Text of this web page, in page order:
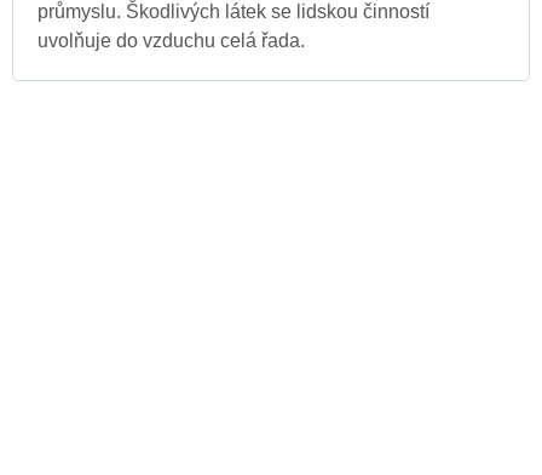
průmyslu. Škodlivých látek se lidskou činností
uvolňuje do vzduchu celá řada.